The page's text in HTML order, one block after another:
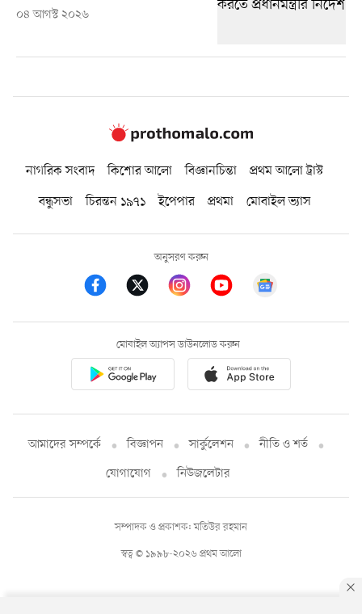
০৪ আগস্ট ২০২৬
নাগরিক সংবাদ কিশোর আলো বিজ্ঞানচিন্তা
প্রথম আলো ট্রাস্ট
বন্ধুসভা
চিরন্তন ১৯৭১ ইপেপার প্রথমা মোবাইল ভ্যাস
অনুসরণ করুন
মোবাইল অ্যাপস ডাউনলোড করুন
আমাদের সম্পর্কে বিজ্ঞাপন সার্কুলেশন
নীতি ও শর্ত
যোগাযোগ
নিউজলেটার
স্বত্ব © ১৯৯৮-২০২৬ প্রথম আলো
সম্পাদক ও প্রকাশক: মতিউর রহমান